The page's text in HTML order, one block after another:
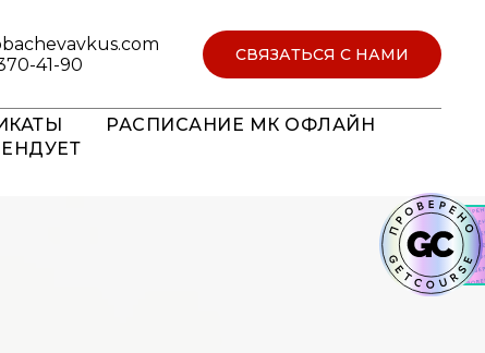
41-90
СВЯЗАТЬСЯ С НАМИ
РАСПИСАНИЕ МК ОФЛАЙН